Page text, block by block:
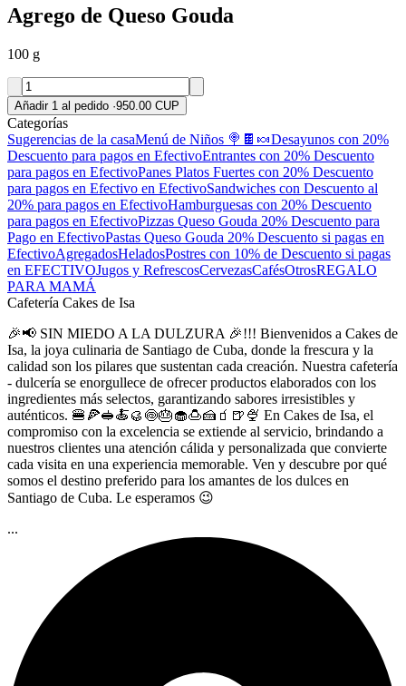
Agrego de Queso Gouda
100 g
Añadir 1 al pedido ·950.00 CUP
Categorías
Sugerencias de la casaMenú de Niños 🍭🍫🍬Desayunos con 20%
Descuento para pagos en EfectivoEntrantes con 20% Descuento
para pagos en EfectivoPanes Platos Fuertes con 20% Descuento
para pagos en Efectivo en EfectivoSandwiches con Descuento al
20% para pagos en EfectivoHamburguesas con 20% Descuento
para pagos en EfectivoPizzas Queso Gouda 20% Descuento para
Pago en EfectivoPastas Queso Gouda 20% Descuento si pagas en
EfectivoAgregadosHeladosPostres con 10% de Descuento si pagas
en EFECTIVOJugos y RefrescosCervezasCafésOtrosREGALO
PARA MAMÁ
Cafetería Cakes de Isa
🎉📢 SIN MIEDO A LA DULZURA 🎉!!! Bienvenidos a Cakes de
Isa, la joya culinaria de Santiago de Cuba, donde la frescura y la
calidad son los pilares que sustentan cada creación. Nuestra cafetería
- dulcería se enorgullece de ofrecer productos elaborados con los
ingredientes más selectos, garantizando sabores irresistibles y
auténticos. 🍔🍕🥪🍝🥮🍥🎂🧁🍮🍰🧃🍺🍨 En Cakes de Isa, el
compromiso con la excelencia se extiende al servicio, brindando a
nuestros clientes una atención cálida y personalizada que convierte
cada visita en una experiencia memorable. Ven y descubre por qué
somos el destino preferido para los amantes de los dulces en
Santiago de Cuba. Le esperamos 😉
...